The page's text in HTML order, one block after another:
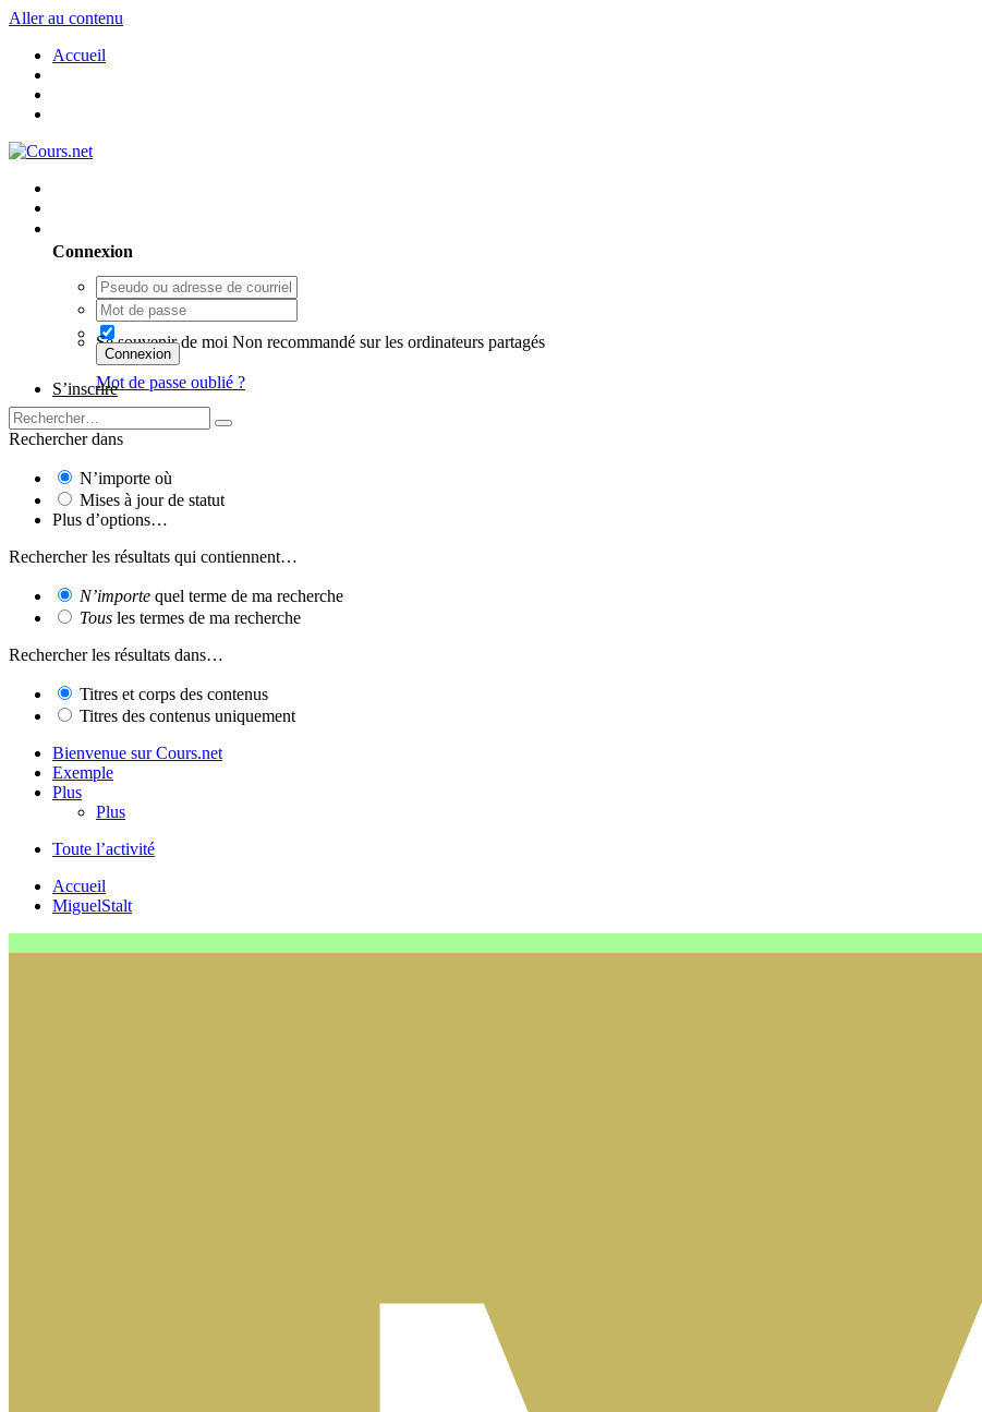
Aller au contenu
Accueil
Connexion
Se souvenir de moi Non recommandé sur les ordinateurs partagés
Connexion
Mot de passe oublié ?
S’inscrire
Rechercher dans
N’importe où
Mises à jour de statut
Plus d’options…
Rechercher les résultats qui contiennent…
N’importe quel terme de ma recherche
Tous les termes de ma recherche
Rechercher les résultats dans…
Titres et corps des contenus
Titres des contenus uniquement
Bienvenue sur Cours.net
Exemple
Plus
Plus
Toute l’activité
Accueil
MiguelStalt